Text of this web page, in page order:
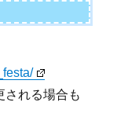
れる場合も